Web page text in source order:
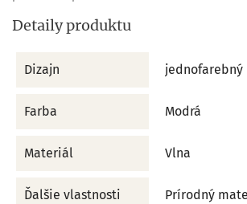
Detaily produktu
Dizajn jednofarebný
Farba Modrá
Materiál Vlna
Ďalšie vlastnosti
Prírodný